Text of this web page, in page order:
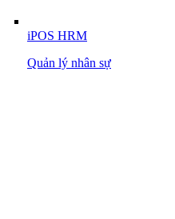
iPOS HRM
Quản lý nhân sự